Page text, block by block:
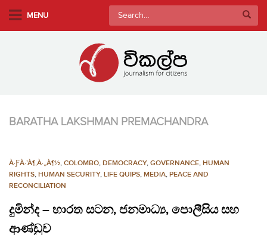
MENU
Search
for:
BARATHA LAKSHMAN PREMACHANDRA
À·ƑÀ·’À¶‚À·„À¶½, COLOMBO, DEMOCRACY, GOVERNANCE, HUMAN
RIGHTS, HUMAN SECURITY, LIFE QUIPS, MEDIA, PEACE AND
RECONCILIATION
දුමින්ද – භාරත සටන, ජනමාධ්‍ය, පොලීසිය සහ
ආණ්ඩුව